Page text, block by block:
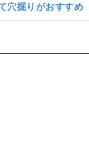
穴掘りがおすすめ